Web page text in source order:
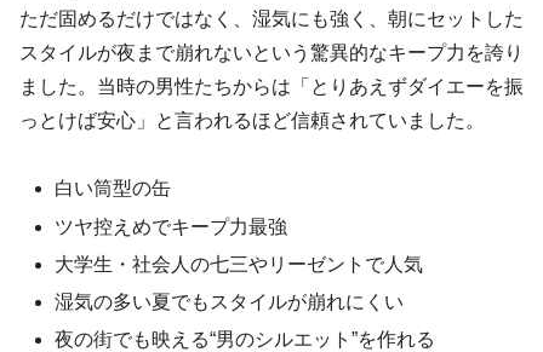
ただ固めるだけではなく、湿気にも強く、朝にセットした
スタイルが夜まで崩れないという驚異的なキープ力を誇り
ました。当時の男性たちからは「とりあえずダイエーを振
っとけば安心」と言われるほど信頼されていました。
白い筒型の缶
ツヤ控えめでキープ力最強
大学生・社会人の七三やリーゼントで人気
湿気の多い夏でもスタイルが崩れにくい
夜の街でも映える“男のシルエット”を作れる